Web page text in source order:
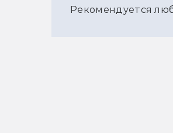
Рекомендуется